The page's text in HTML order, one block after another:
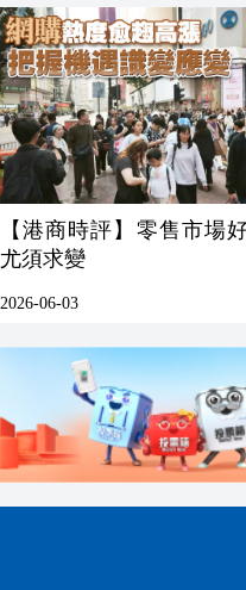
【港商時評】零售市場
尤須求變
2026-06-03